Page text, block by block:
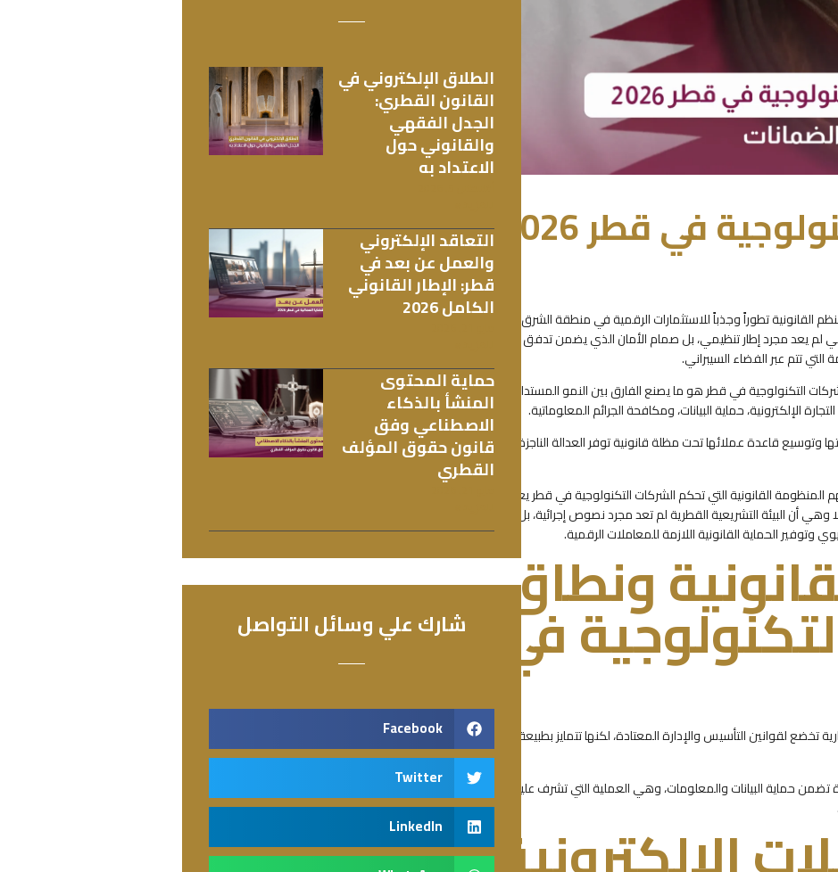
تأسيس الشركات التكنولوجية في قطر 2026
القانونية تطوراً وجذباً للاستثمارات الرقمية في منطقة الشرق
لم يعد مجرد إطار تنظيمي، بل صمام الأمان الذي يضمن تدفق
تتم عبر الفضاء السيبراني.
التكنولوجية في قطر هو ما يصنع الفارق بين النمو المستدام
الإلكترونية، حماية البيانات، ومكافحة الجرائم المعلوماتية.
قاعدة عملائها تحت مظلة قانونية توفر العدالة الناجزة
المنظومة القانونية التي تحكم الشركات التكنولوجية في قطر يعد
أن البيئة التشريعية القطرية لم تعد مجرد نصوص إجرائية، بل
الحماية القانونية اللازمة للمعاملات الرقمية.ونطاق
في
تخضع لقوانين التأسيس والإدارة المعتادة، لكنها تتمايز بطبيعة
حماية البيانات والمعلومات، وهي العملية التي تشرف عليها
.
الطلاق الإلكتروني في
القانون القطري:
الجدل الفقهي
والقانوني حول
الاعتداد به
التعاقد الإلكتروني
والعمل عن بعد في
قطر: الإطار القانوني
الكامل 2026
حماية المحتوى
المنشأ بالذكاء
الاصطناعي وفق
قانون حقوق المؤلف
القطري
شارك علي وسائل التواصل
Facebook
Twitter
LinkedIn